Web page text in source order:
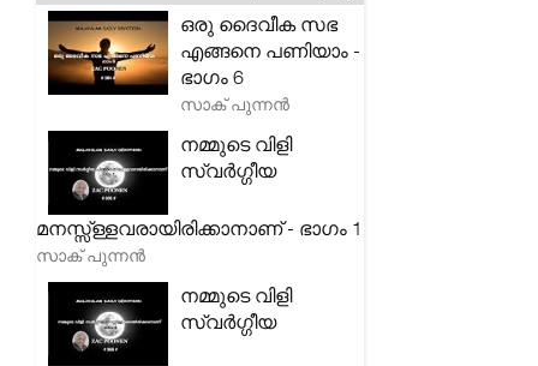
ഒരു ദൈവീക സഭ
എങ്ങനെ പണിയാം -
ഭാഗം 6
സാക് പുന്നൻ
നമ്മുടെ വിളി
സ്വർഗ്ഗീയ
മനസ്സ്ള്ളവരായിരിക്കാനാണ് - ഭാഗം 1
സാക് പുന്നൻ
നമ്മുടെ വിളി
സ്വർഗ്ഗീയ